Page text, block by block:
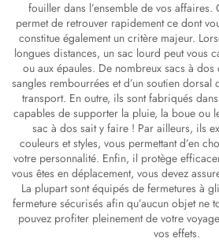
fouiller dans l’ensemble de vos affaires.
permet de retrouver rapidement ce dont
constitue également un critère majeur.
longues distances, un sac lourd peut vous
ou aux épaules. De nombreux sacs à
sangles rembourrées et d’un soutien
transport. En outre, ils sont fabriqués
capables de supporter la pluie, la boue ou
sac à dos sait y faire ! Par ailleurs, ils
couleurs et styles, vous permettant d’en
votre personnalité. Enfin, il protège
vous êtes en déplacement, vous devez
La plupart sont équipés de fermetures à
fermeture sécurisés afin qu’aucun objet ne
pouvez profiter pleinement de votre
vos effets.